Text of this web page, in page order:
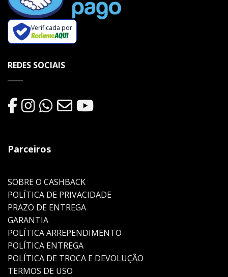
Verificada por
REDES SOCIAIS
Parceiros
SOBRE O CASHBACK
POLÍTICA DE PRIVACIDADE
PRAZO DE ENTREGA
GARANTIA
POLÍTICA ARREPENDIMENTO
POLÍTICA ENTREGA
POLÍTICA DE TROCA E DEVOLUÇÃO
TERMOS DE USO